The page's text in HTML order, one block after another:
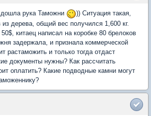
рука Таможни
)) Ситуация такая,
из дерева, общий вес получился 1,600 кг.
китаец написал на коробке 80 брелоков
задержала, и признала коммерческой
растаможить и только тогда отдаст
документы нужны? Как рассчитать
оплатить? Какие подводные камни могут